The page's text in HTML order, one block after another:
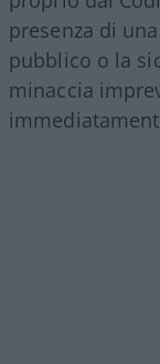
presenza di
pubblico o la
minaccia